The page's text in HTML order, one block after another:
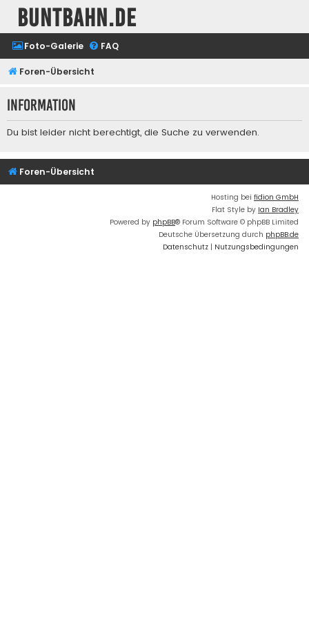
buntbahn.de
Foto-Galerie FAQ
Foren-Übersicht
Information
Du bist leider nicht berechtigt, die Suche zu verwenden.
Foren-Übersicht
Hosting bei fidion GmbH
Flat Style by Ian Bradley
Powered by phpBB® Forum Software © phpBB Limited
Deutsche Übersetzung durch phpBB.de
Datenschutz | Nutzungsbedingungen